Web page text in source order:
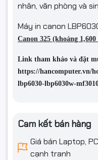
nhân, văn phòng và
Máy in canon
Canon 325 (khoảng
Link tham khảo và đặt
https://hancomputer.vn/
lbp6030-lbp6030w-
Cam kết bán hàng
Giá bán Laptop,
cạnh tranh
Máy in laser đen trắng
đầu cho các nhu cầu in
năng tiện ích cho văn
Thiết Kế Gọn
bất kỳ không gian nào, từ
Tốc Độ In